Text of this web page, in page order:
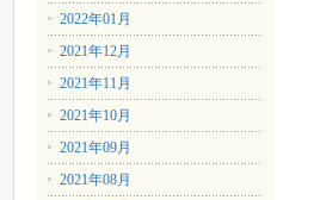
2022年01月
2021年12月
2021年11月
2021年10月
2021年09月
2021年08月